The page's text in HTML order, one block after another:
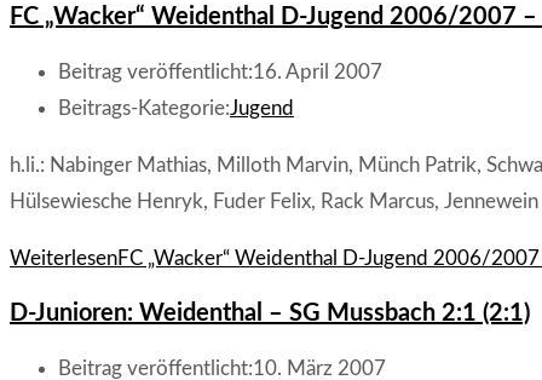
FC „Wacker“ Weidenthal D-Jugend 2006/2007
Beitrag veröffentlicht:16. April 2007
Beitrags-Kategorie:Jugend
h.li.: Nabinger Mathias, Milloth Marvin, Münch Patrik,
Hülsewiesche Henryk, Fuder Felix, Rack Marcus,
WeiterlesenFC „Wacker“ Weidenthal D-Jugend 2006/
D-Junioren: Weidenthal – SG Mussbach 2:1 (2:1)
Beitrag veröffentlicht:10. März 2007